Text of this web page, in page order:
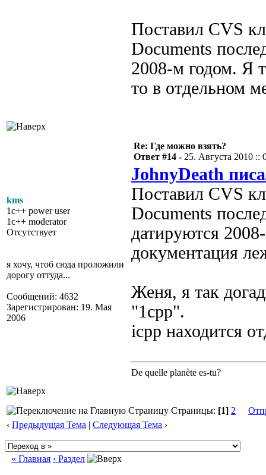
Поставил CVS
Documents
2008-м годом. Я
то в отдельном
kms
1c++ power user
1c++ moderator
Отсутствует
я хочу, чтоб сюда проложили
дорогу оттуда...
Сообщений: 4632
Зарегистрирован: 19. Мая
2006
Re: Где можно взять?
Ответ #14 - 25. Августа 2010 ::
JohnyDeath
Поставил CVS
Documents
датируются
документация
Женя, я так
"1cpp".
icpp находится
De quelle planète es-tu?
Страницы: [1] 2
‹ Предыдущая Тема | Следующая Тема ›
« Главная ‹ Раздел